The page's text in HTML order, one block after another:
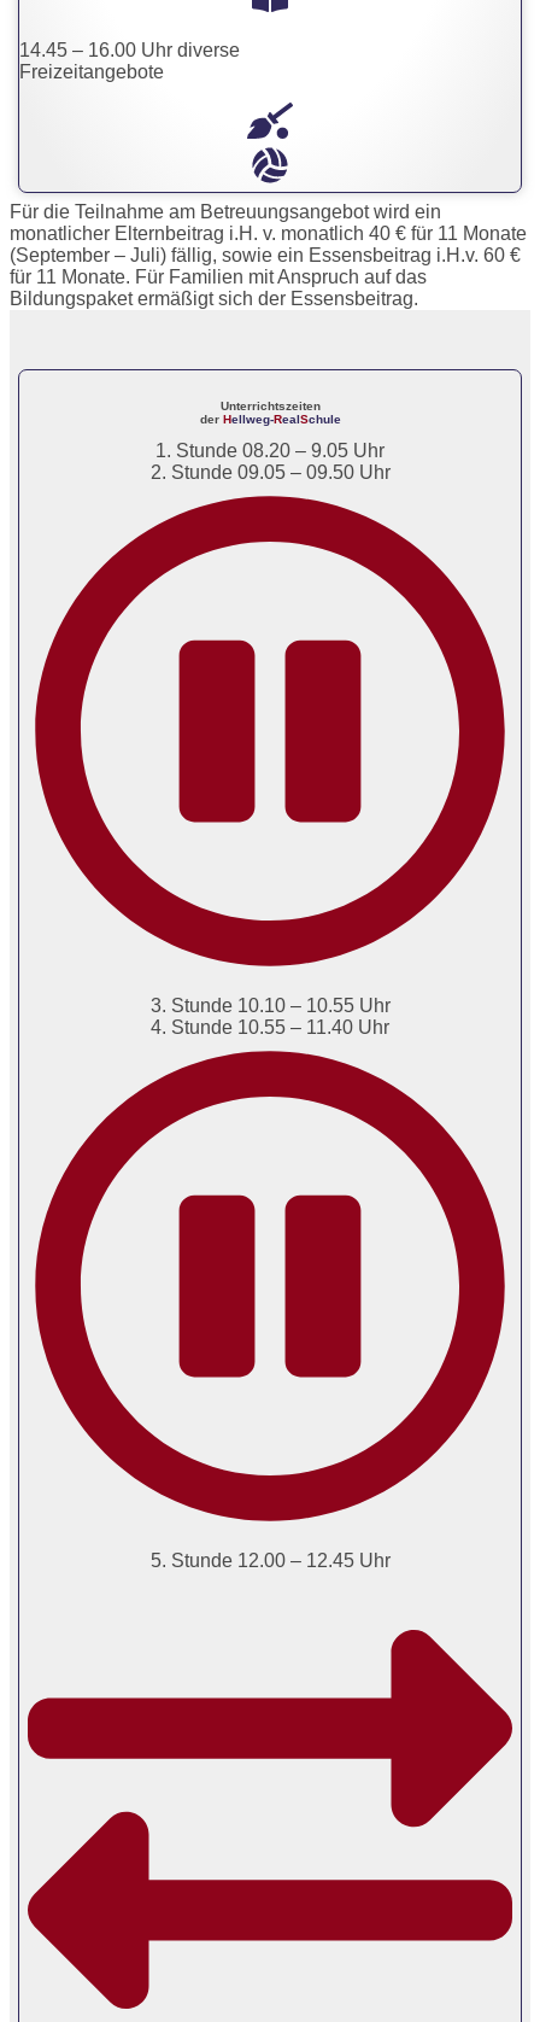
14.45 – 16.00 Uhr diverse
Freizeitangebote
Für die Teilnahme am Betreuungsangebot wird ein
monatlicher Elternbeitrag i.H. v. monatlich 40 € für 11 Monate
(September – Juli) fällig, sowie ein Essensbeitrag i.H.v. 60 €
für 11 Monate. Für Familien mit Anspruch auf das
Bildungspaket ermäßigt sich der Essensbeitrag.
Unterrichtszeiten
der Hellweg-RealSchule
1. Stunde 08.20 – 9.05 Uhr
2. Stunde 09.05 – 09.50 Uhr
3. Stunde 10.10 – 10.55 Uhr
4. Stunde 10.55 – 11.40 Uhr
5. Stunde 12.00 – 12.45 Uhr